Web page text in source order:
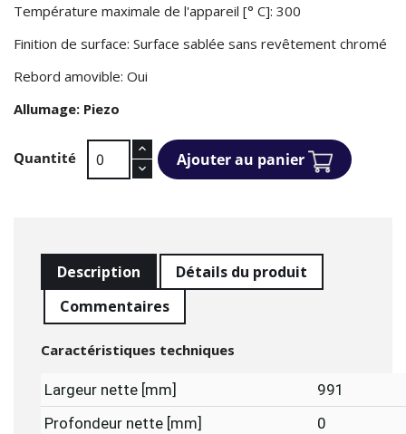
Température maximale de l'appareil [° C]: 300
Finition de surface: Surface sablée sans revêtement chromé
Rebord amovible: Oui
Allumage: Piezo
Quantité Ajouter au panier
Description
Détails du produit
Commentaires
Caractéristiques techniques
Largeur nette [mm]
991
Profondeur nette [mm]
0